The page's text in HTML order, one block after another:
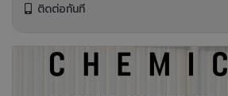
ติดต่อทันที